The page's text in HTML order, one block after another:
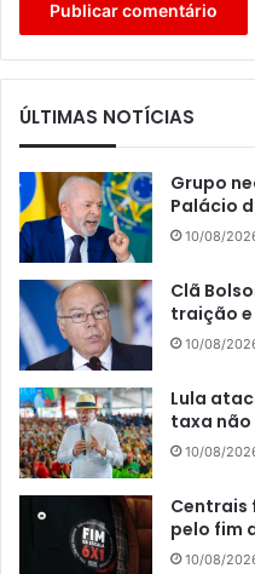
ÚLTIMAS NOTÍCIAS
Grupo
Palácio
10/08/
Clã
traição
10/08/
Lula
taxa não
10/08/
Centrais
pelo fim
10/08/